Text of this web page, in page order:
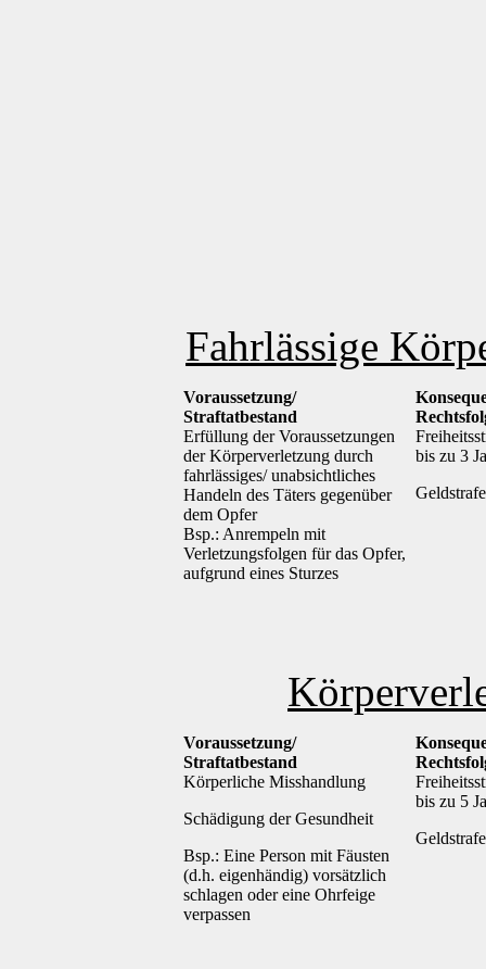
Fahrlässige
Voraussetzung/
Straftatbestand
Erfüllung der Voraussetzungen
der Körperverletzung durch
fahrlässiges/ unabsichtliches
Handeln des Täters gegenüber
dem Opfer
Bsp.: Anrempeln mit
Verletzungsfolgen für das Opfer,
aufgrund eines Sturzes
bis zu 3
Geldstrafe
Voraussetzung/
Straftatbestand
Körperliche Misshandlung
Schädigung der Gesundheit
Bsp.: Eine Person mit Fäusten
(d.h. eigenhändig) vorsätzlich
schlagen oder eine Ohrfeige
verpassen
bis zu 5
Geldstrafe